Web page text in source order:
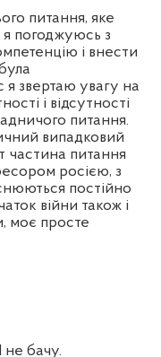
питання, яке
погоджуюсь з
і внести
я звертаю увагу на
і відсутності
питання.
випадковий
частина питання
росією, з
постійно
війни також і
моє просте
бачу.